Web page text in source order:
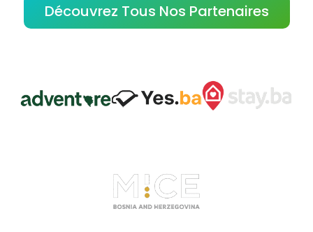
Découvrez Tous Nos Partenaires